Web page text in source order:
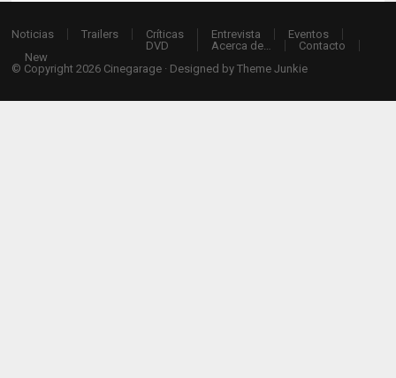
Noticias Trailers
Críticas
DVD
Entrevista
Eventos
Acerca de…
Contacto
New
© Copyright 2026 Cinegarage · Designed byTheme Junkie